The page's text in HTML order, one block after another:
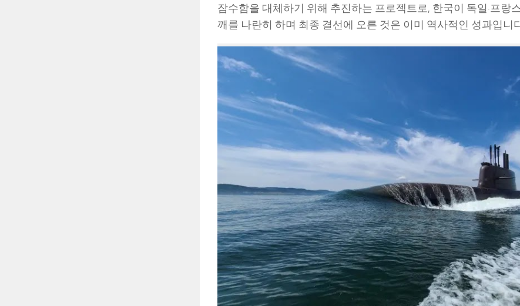
잠수함을 대체하기 위해 추진하는 프로젝트로, 한국이 독일·프랑
깨를 나란히 하며 최종 결선에 오른 것은 이미 역사적인 성과입니